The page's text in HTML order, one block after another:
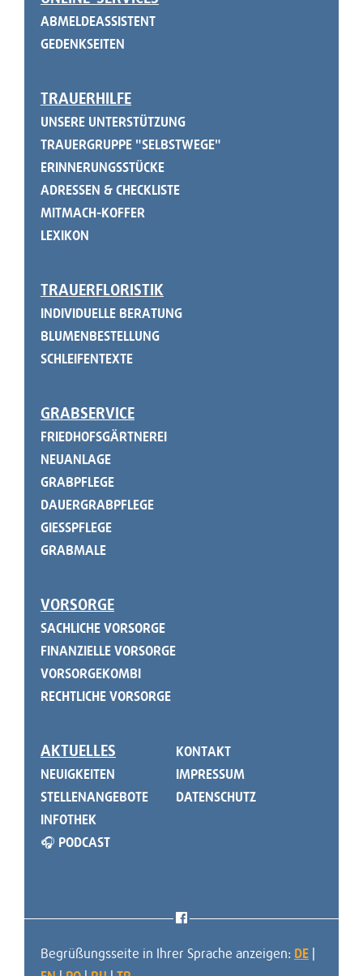
ABMELDEASSISTENT
GEDENKSEITEN
TRAUERHILFE
UNSERE UNTERSTÜTZUNG
TRAUERGRUPPE "SELBSTWEGE"
ERINNERUNGSSTÜCKE
ADRESSEN & CHECKLISTE
MITMACH-KOFFER
LEXIKON
TRAUERFLORISTIK
INDIVIDUELLE BERATUNG
BLUMENBESTELLUNG
SCHLEIFENTEXTE
GRABSERVICE
FRIEDHOFSGÄRTNEREI
NEUANLAGE
GRABPFLEGE
DAUERGRABPFLEGE
GIESSPFLEGE
GRABMALE
VORSORGE
SACHLICHE VORSORGE
FINANZIELLE VORSORGE
VORSORGEKOMBI
RECHTLICHE VORSORGE
AKTUELLES
NEUIGKEITEN
STELLENANGEBOTE
INFOTHEK
🎧 PODCAST
KONTAKT
IMPRESSUM
DATENSCHUTZ
Begrüßungsseite in Ihrer Sprache anzeigen: DE |